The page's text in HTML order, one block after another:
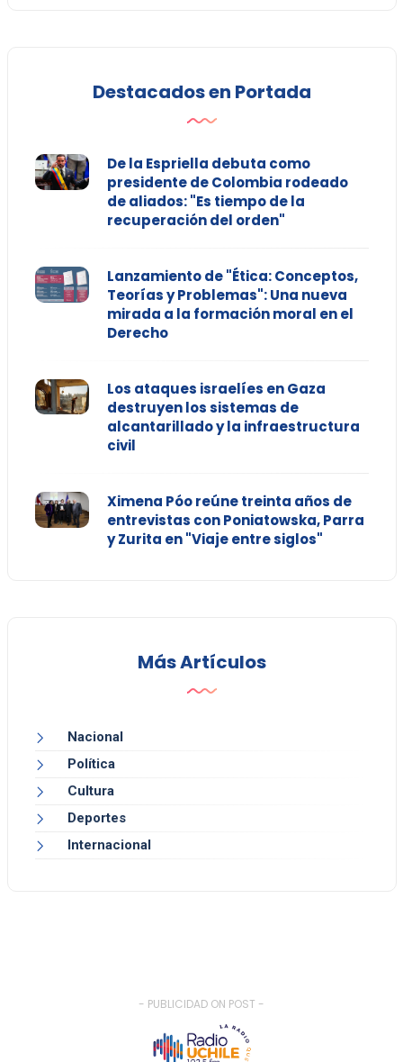
Destacados en Portada
De la Espriella debuta como
presidente de Colombia rodeado
de aliados: "Es tiempo de la
recuperación del orden"
Lanzamiento de "Ética: Conceptos,
Teorías y Problemas": Una nueva
mirada a la formación moral en el
Derecho
Los ataques israelíes en Gaza
destruyen los sistemas de
alcantarillado y la infraestructura
civil
Ximena Póo reúne treinta años de
entrevistas con Poniatowska, Parra
y Zurita en "Viaje entre siglos"
Más Artículos
Nacional
Política
Cultura
Deportes
Internacional
- PUBLICIDAD ON POST -